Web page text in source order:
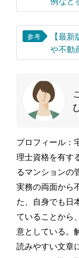
参考
【最
や不動
プロフィール：
理士資格を有す
るマンションの
実務の両面から
た、自身でも日
ていることから
意としている。
読みやすい文章